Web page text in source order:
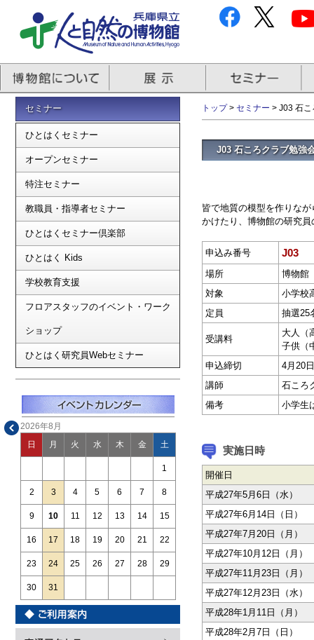
セミナー
ひとはくセミナー
オープンセミナー
特注セミナー
教職員・指導者セミナー
ひとはくセミナー倶楽部
ひとはく Kids
学校教育支援
フロアスタッフのイベント・ワーク
ショップ
ひとはく研究員Webセミナー
2026年8月
日 月 火 水 木 金 土
1
2 3 4 5 6 7 8
9 10 11 12 13 14 15
16 17 18 19 20 21 22
23 24 25 26 27 28 29
30 31
トップ> セミナー > J03 石
J03 石ころクラブ勉強
皆で地質の模型を作りな
かけたり、博物館の研究
申込み番号 J03
場所
博物館
対象
小学校
定員
抽選25
受講料
大人（
子供（
申込締切
4月20
講師
石ころ
備考
小学生
実施日時
開催日
平成27年5月6日（水）
平成27年6月14日（日）
平成27年7月20日（月）
平成27年10月12日（月）
平成27年11月23日（月）
平成27年12月23日（水）
平成28年1月11日（月）
平成28年2月7日（日）